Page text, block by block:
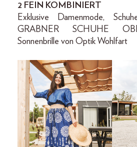
2 FEIN KOMBINIERT
Exklusive Damenmode,
GRABNER SCHUHE
Sonnenbrille von Optik Wohlfart